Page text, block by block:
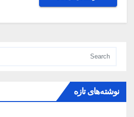
نوشته‌های تازه